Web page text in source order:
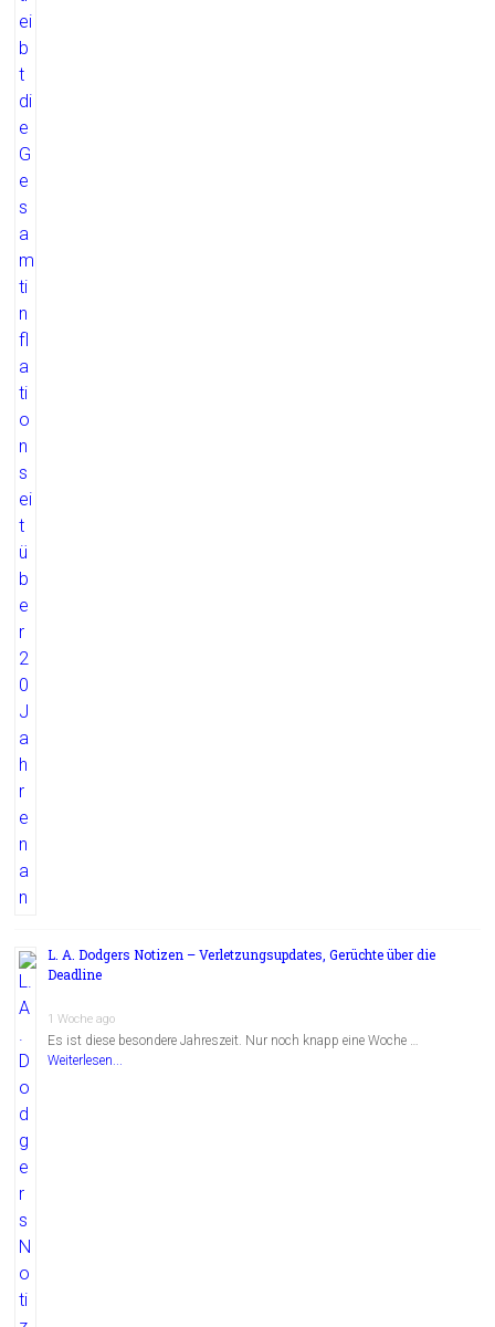
L. A. Dodgers Notizen – Verletzungsupdates, Gerüchte über die
Deadline
1 Woche ago
Es ist diese besondere Jahreszeit. Nur noch knapp eine Woche …
Weiterlesen...